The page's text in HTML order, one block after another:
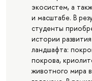
экосистем, а
и масштабе. В
студенты
истории
ландшафта:
покрова,
животного мира